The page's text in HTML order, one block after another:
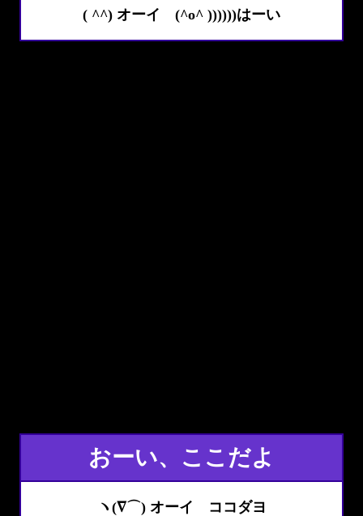
( ^^) オーイ (^o^ ))))))はーい
おーい、ここだよ
ヽ(∇⌒) オーイ ココダヨ